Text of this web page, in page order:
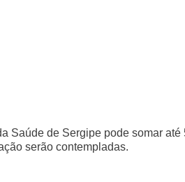
Saúde de Sergipe pode somar
serão contempladas.